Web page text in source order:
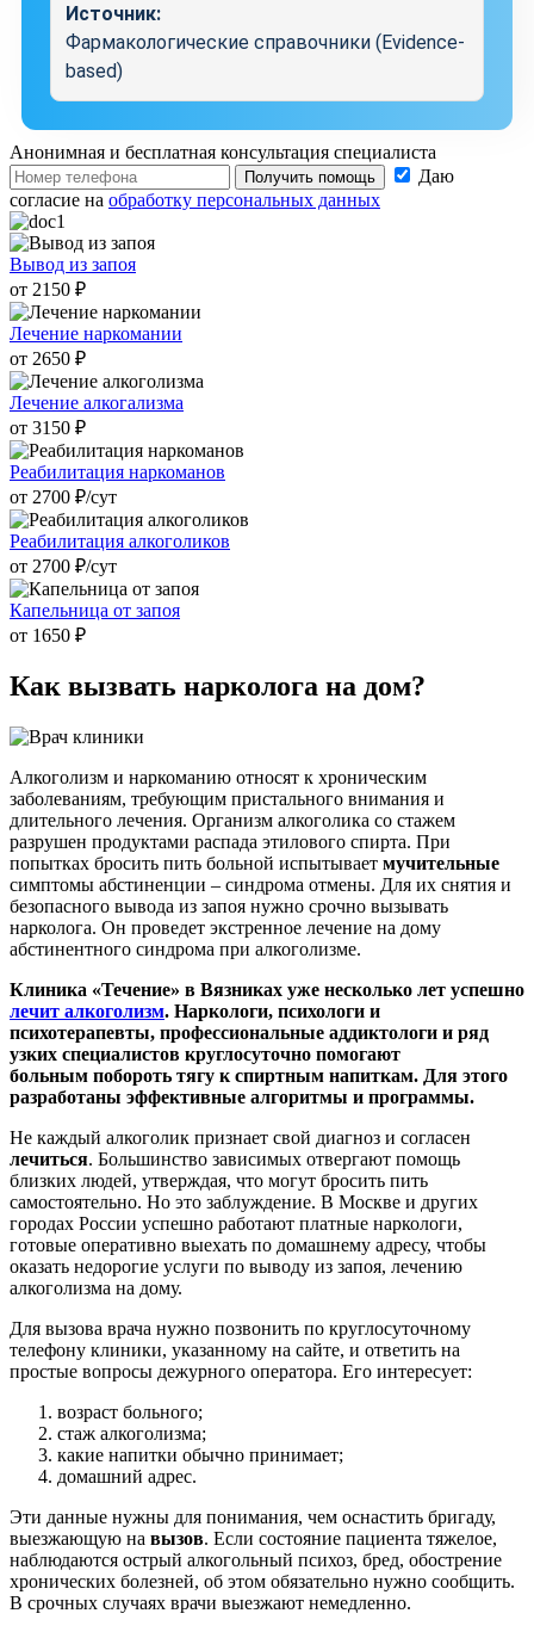
Источник:
Фармакологические справочники (Evidence-
based)
Анонимная и бесплатная консультация специалиста
Получить помощь
Даю
согласие на обработку персональных данных
Вывод из запоя
от 2150 ₽
Лечение наркомании
от 2650 ₽
Лечение алкогализма
от 3150 ₽
Реабилитация наркоманов
от 2700 ₽/cут
Реабилитация алкоголиков
от 2700 ₽/cут
Капельница от запоя
от 1650 ₽
Как вызвать нарколога на дом?
Алкоголизм и наркоманию относят к хроническим
заболеваниям, требующим пристального внимания и
длительного лечения. Организм алкоголика со стажем
разрушен продуктами распада этилового спирта. При
попытках бросить пить больной испытывает мучительные
симптомы абстиненции – синдрома отмены. Для их снятия и
безопасного вывода из запоя нужно срочно вызывать
нарколога. Он проведет экстренное лечение на дому
абстинентного синдрома при алкоголизме.
Клиника «Течение» в Вязниках уже несколько лет успешно
лечит алкоголизм. Наркологи, психологи и
психотерапевты, профессиональные аддиктологи и ряд
узких специалистов круглосуточно помогают
больным побороть тягу к спиртным напиткам. Для этого
разработаны эффективные алгоритмы и программы.
Не каждый алкоголик признает свой диагноз и согласен
лечиться. Большинство зависимых отвергают помощь
близких людей, утверждая, что могут бросить пить
самостоятельно. Но это заблуждение. В Москве и других
городах России успешно работают платные наркологи,
готовые оперативно выехать по домашнему адресу, чтобы
оказать недорогие услуги по выводу из запоя, лечению
алкоголизма на дому.
Для вызова врача нужно позвонить по круглосуточному
телефону клиники, указанному на сайте, и ответить на
простые вопросы дежурного оператора. Его интересует:
возраст больного;
стаж алкоголизма;
какие напитки обычно принимает;
домашний адрес.
Эти данные нужны для понимания, чем оснастить бригаду,
выезжающую на вызов. Если состояние пациента тяжелое,
наблюдаются острый алкогольный психоз, бред, обострение
хронических болезней, об этом обязательно нужно сообщить.
В срочных случаях врачи выезжают немедленно.